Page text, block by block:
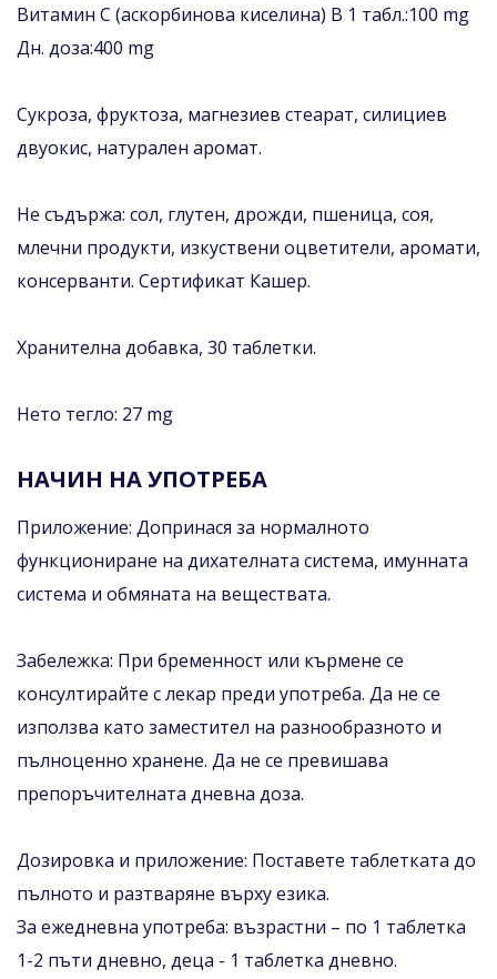
Витамин С (аскорбинова киселина) В 1 табл.:100 mg
Дн. доза:400 mg
Сукроза, фруктоза, магнезиев стеарат, силициев
двуокис, натурален аромат.
Не съдържа: сол, глутен, дрожди, пшеница, соя,
млечни продукти, изкуствени оцветители, аромати,
консерванти. Сертификат Кашер.
Хранителна добавка, 30 таблетки.
Нето тегло: 27 mg
НАЧИН НА УПОТРЕБА
Приложение: Допринася за нормалното
функциониране на дихателната система, имунната
система и обмяната на веществата.
Забележка: При бременност или кърмене се
консултирайте с лекар преди употреба. Да не се
използва като заместител на разнообразното и
пълноценно хранене. Да не се превишава
препоръчителната дневна доза.
Дозировка и приложение: Поставете таблетката до
пълното и разтваряне върху езика.
За ежедневна употреба: възрастни – по 1 таблетка
1-2 пъти дневно, деца - 1 таблетка дневно.